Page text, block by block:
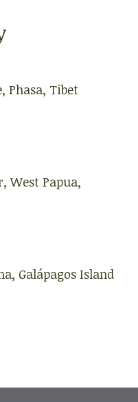
Phasa, Tibet
West Papua,
Galápagos Island